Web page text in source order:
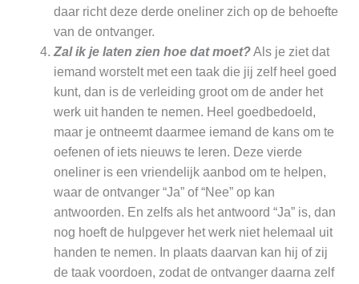
daar richt deze derde oneliner zich op de behoefte
van de ontvanger.
Zal ik je laten zien hoe dat moet?Als je ziet dat
iemand worstelt met een taak die jij zelf heel goed
kunt, dan is de verleiding groot om de ander het
werk uit handen te nemen. Heel goedbedoeld,
maar je ontneemt daarmee iemand de kans om te
oefenen of iets nieuws te leren. Deze vierde
oneliner is een vriendelijk aanbod om te helpen,
waar de ontvanger “Ja” of “Nee” op kan
antwoorden. En zelfs als het antwoord “Ja” is, dan
nog hoeft de hulpgever het werk niet helemaal uit
handen te nemen. In plaats daarvan kan hij of zij
de taak voordoen, zodat de ontvanger daarna zelf